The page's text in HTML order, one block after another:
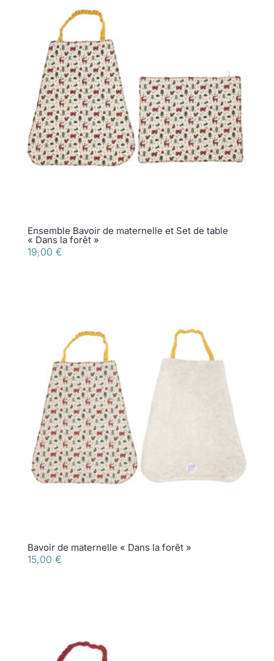
Ensemble Bavoir de maternelle et Set de table
« Dans la forêt »
19,00 €
Bavoir de maternelle « Dans la forêt »
15,00 €